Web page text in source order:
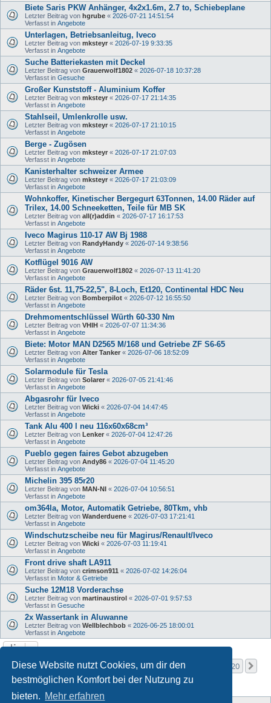
Diese Website nutzt Cookies, um dir den
bestmöglichen Komfort bei der Nutzung zu
bieten. Mehr erfahren
Biete Saris PKW Anhänger, 4x2x1.6m, 2.7 to, Schiebeplane
Letzter Beitrag von hgrube « 2026-07-21 14:51:54
Verfasst in Angebote
Unterlagen, Betriebsanleitug, Iveco
Letzter Beitrag von mksteyr « 2026-07-19 9:33:35
Verfasst in Angebote
Suche Batteriekasten mit Deckel
Letzter Beitrag von Grauerwolf1802 « 2026-07-18 10:37:28
Verfasst in Gesuche
Großer Kunststoff - Aluminium Koffer
Letzter Beitrag von mksteyr « 2026-07-17 21:14:35
Verfasst in Angebote
Stahlseil, Umlenkrolle usw.
Letzter Beitrag von mksteyr « 2026-07-17 21:10:15
Verfasst in Angebote
Berge - Zugösen
Letzter Beitrag von mksteyr « 2026-07-17 21:07:03
Verfasst in Angebote
Kanisterhalter schweizer Armee
Letzter Beitrag von mksteyr « 2026-07-17 21:03:09
Verfasst in Angebote
Wohnkoffer, Kinetischer Bergegurt 63Tonnen, 14.00 Räder auf
Trilex, 14.00 Schneeketten, Teile für MB SK
Letzter Beitrag von all(r)addin « 2026-07-17 16:17:53
Verfasst in Angebote
Iveco Magirus 110-17 AW Bj 1988
Letzter Beitrag von RandyHandy « 2026-07-14 9:38:56
Verfasst in Angebote
Kotflügel 9016 AW
Letzter Beitrag von Grauerwolf1802 « 2026-07-13 11:41:20
Verfasst in Angebote
Räder 6st. 11,75-22,5", 8-Loch, Et120, Continental HDC Neu
Letzter Beitrag von Bomberpilot « 2026-07-12 16:55:50
Verfasst in Angebote
Drehmomentschlüssel Würth 60-330 Nm
Letzter Beitrag von VHIH « 2026-07-07 11:34:36
Verfasst in Angebote
Biete: Motor MAN D2565 M/168 und Getriebe ZF S6-65
Letzter Beitrag von Alter Tanker « 2026-07-06 18:52:09
Verfasst in Angebote
Solarmodule für Tesla
Letzter Beitrag von Solarer « 2026-07-05 21:41:46
Verfasst in Angebote
Abgasrohr für Iveco
Letzter Beitrag von Wicki « 2026-07-04 14:47:45
Verfasst in Angebote
Tank Alu 400 l neu 116x60x68cm³
Letzter Beitrag von Lenker « 2026-07-04 12:47:26
Verfasst in Angebote
Pueblo gegen faires Gebot abzugeben
Letzter Beitrag von Andy86 « 2026-07-04 11:45:20
Verfasst in Angebote
Michelin 395 85r20
Letzter Beitrag von MAN-NI « 2026-07-04 10:56:51
Verfasst in Angebote
om364la, Motor, Automatik Getriebe, 80Tkm, vhb
Letzter Beitrag von Wanderduene « 2026-07-03 17:21:41
Verfasst in Angebote
Windschutzscheibe neu für Magirus/Renault/Iveco
Letzter Beitrag von Wicki « 2026-07-03 11:19:41
Verfasst in Angebote
Front drive shaft LA911
Letzter Beitrag von crimson911 « 2026-07-02 14:26:04
Verfasst in Motor & Getriebe
Suche 12M18 Vorderachse
Letzter Beitrag von martinaustirol « 2026-07-01 9:57:53
Verfasst in Gesuche
2x Wassertank in Aluwanne
Letzter Beitrag von Wellblechbob « 2026-06-25 18:00:01
Verfasst in Angebote
Die Suche ergab mehr als 1000 Treffer Seite1von
1 2 3 20